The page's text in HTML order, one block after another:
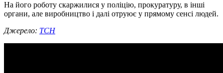
На його роботу скаржилися у поліцію, прокуратуру, в інші
органи, але виробництво і далі отруює у прямому сенсі людей.
Джерело: ТСН